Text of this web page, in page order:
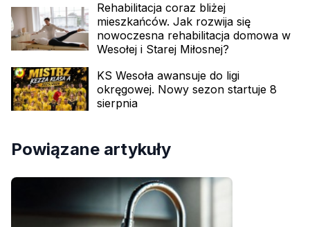
Rehabilitacja coraz bliżej
mieszkańców. Jak rozwija się
nowoczesna rehabilitacja domowa w
Wesołej i Starej Miłosnej?
KS Wesoła awansuje do ligi
okręgowej. Nowy sezon startuje 8
sierpnia
Powiązane artykuły